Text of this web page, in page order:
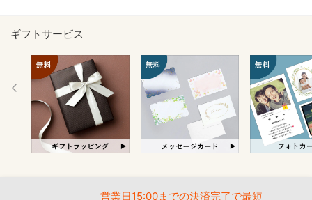
ギフトサービス
営業日15:00までの決済完了で最短